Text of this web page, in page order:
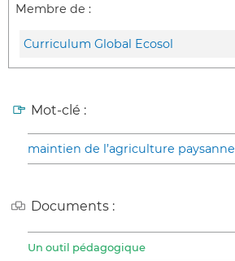
Membre de :
Curriculum Global Ecosol
Mot-clé :
maintien de l’agriculture paysanne
Documents :
Un outil pédagogique